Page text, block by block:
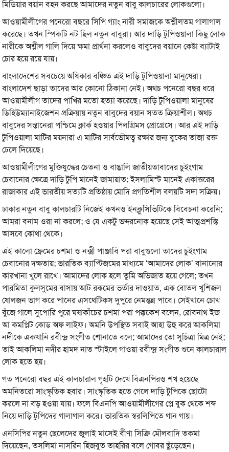
মিডিয়ার বয়ান বহন করছে আমাদের নতুন বাবু কালচারের লোকগুলো।
আওয়ামীলীগের পনেরো বছরে সিপি গ্যাং নারী সমাজকে অশ্লীলতম গালাগাল
করেছে। তখন স্পিকটি নট ছিল নতুন বাবুরা। আর দাড়ি টুপিওয়ালা কিছু লোক
নারীকে অশ্লীল গালি দিয়ে ক্ষমা প্রার্থনা করলেও বাবুদের বয়ানে কেষ্টা ব্যাটাই
চোর হয়ে রয়ে যায়।
বাংলাদেশের সবচেয়ে অধিকার বঞ্চিত এই দাড়ি টুপিওয়ালা মানুষেরা।
বাংলাদেশ ছাড়া তাদের আর কোনো ঠিকানা নেই। অথচ পনেরো বছর ধরে
আওয়ামীলীগ তাদের পাখির মতো হত্যা করেছে। দাড়ি টুপিওয়ালা মানুষের
ডিহিউম্যানাইজেশন প্রক্রিয়ায় নতুন বাবুদের বয়ান সতত ক্রিয়াশীল। অথচ
বাবুদের সন্তানেরা পশ্চিমে ক্লার্ক হওয়ার পিলগ্রিমস প্রোগ্রেসে। আর এই দাড়ি
টুপিওয়ালা মাটির ময়নারা এ মাটির সার্বভৌমত্ব রক্ষার জন্য বুকের তাজা রক্ত
ঢেলে দিয়েছে।
আওয়ামীলীগের মুক্তিযুদ্ধের চেতনা ও বাঙালি জাতীয়তাবাদের চুইংগাম
চেবানোর ক্ষেত্রে দাড়ি টুপি মানেই জামায়াত; ইসলামিস্ট মানেই একাত্তরের
রাজাকার এই ভারতীয় সত্যটি প্রতিষ্ঠায় মোদি প্রগতিশীল বলয়টি সদা সক্রিয়।
ঢাকার নতুন বাবু কালচারটি নিজেই কখনও ইনক্লুসিভিটিকে বিবেচনা করেনি;
আমরা বনাম ওরা না করলে; ও যে একটু ভদ্দরনোক হয়েছে সেই আত্মপ্রশস্তি
আসবে কোথা থেকে।
এই কালো ফ্রেমের চশমা ও নক্সী পাঞ্জাবি পরা বাবুগুলো তাদের চুইংগাম
চেবানোর দক্ষতায়; ভারতিক ব্যাপ্টিজমের মাধ্যমে ‘আমাদের লোক’ বানানোর
কারখানা খুলে রাখে। আমাদের লোক হলে তুমি অভিজাত হয়ে গেলে; তখন
পারমিতা কুলসুমের বাসায় আট রকমের ভর্তার দাওয়াত, এক বোতল খুশিজল
ষোলজন ভাগ করে পানের এসথেটিকস দুপুরে নেমন্তন্ন পাবে। সেইখানে চোখ
বুঁজে গালে সুপোরি পুরে ঘষাকাঁচের চশমা পরা পক্ককেশ বলেন, রোবনাথ ইজ
আ কমপ্লিট কোড অফ লাইফ। অমনি উপস্থিত সবাই আহা উহু করে আকলিমা
নদীকে একখানি রবীন্দ্র সংগীত শোনাতে বলে; আমাদের তো সুচিত্রা মিত্র নেই;
তাই আকলিমা নদীর হামদ নাত স্টাইলে গাওয়া রবীন্দ্র সংগীত শুনে কালচারাল
লোক হতে হয়।
গত পনেরো বছর এই কালচারাল গৃহটি দেখে বিএনপিরও শখ হয়েছে
অমনিতরো সাংস্কৃতিক হবার। সাংস্কৃতিক হতে গেলে দাড়ি টুপিকে ছোটো
করলে না বড় হওয়া যায়। ফলে বিএনপি আওয়ামীলীগের প্লে বুক থেকে শব্দ
নিয়ে দাড়ি টুপিদের গালাগাল করে। ভারতিক স্বরলিপিতে গান গায়।
এনসিপির নতুন ছেলেদের জুলাই মাসেই বীণা সিক্রি মৌলবাদি তকমা
দিয়েছেন, তসলিমা নাসরিন হিজবুত তাহরির বলে গোবর ছুঁড়েছেন।